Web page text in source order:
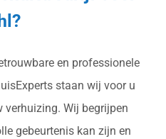
en professionele
staan wij voor u
verhuizing. Wij begrijpen
gebeurtenis kan zijn en